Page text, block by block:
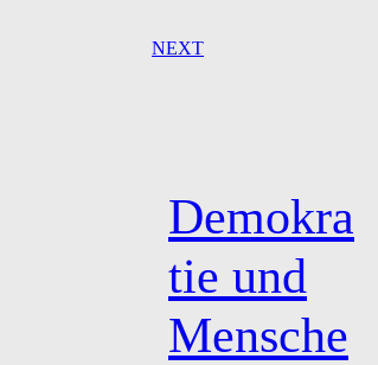
NEXT
Demokra
tie und
Mensche